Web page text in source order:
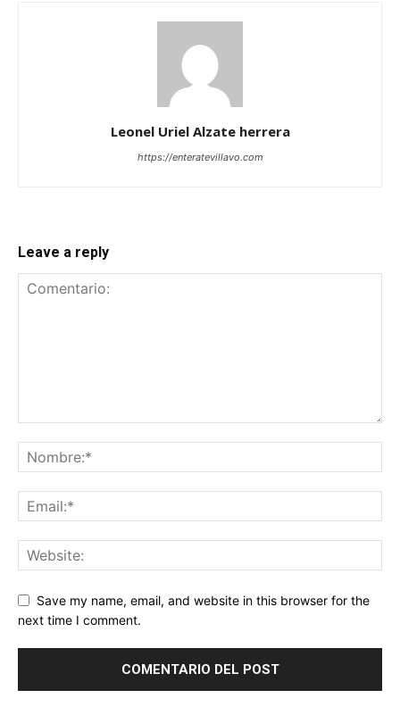
Leonel Uriel Alzate herrera
https://enteratevillavo.com
Leave a reply
Save my name, email, and website in this browser for the
next time I comment.